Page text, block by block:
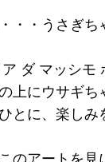
・・うさぎち
ア ダ マッシ
上にウサギ
とに、楽しみ